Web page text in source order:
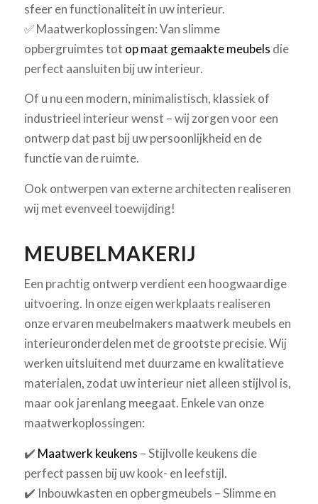
sfeer en functionaliteit in uw interieur.
✅ Maatwerkoplossingen: Van slimme
opbergruimtes tot op maat gemaakte meubels die
perfect aansluiten bij uw interieur.
Of u nu een modern, minimalistisch, klassiek of
industrieel interieur wenst – wij zorgen voor een
ontwerp dat past bij uw persoonlijkheid en de
functie van de ruimte.
Ook ontwerpen van externe architecten realiseren
wij met evenveel toewijding!
MEUBELMAKERIJ
Een prachtig ontwerp verdient een hoogwaardige
uitvoering. In onze eigen werkplaats realiseren
onze ervaren meubelmakers maatwerk meubels en
interieuronderdelen met de grootste precisie. Wij
werken uitsluitend met duurzame en kwalitatieve
materialen, zodat uw interieur niet alleen stijlvol is,
maar ook jarenlang meegaat. Enkele van onze
maatwerkoplossingen:
✔️ Maatwerk keukens – Stijlvolle keukens die
perfect passen bij uw kook- en leefstijl.
✔️ Inbouwkasten en opbergmeubels – Slimme en